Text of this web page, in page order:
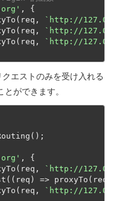
, {
`http://
`http://
`http://
エストのみを受け入れる
ができます。
, {
`http://
( req ) =>
`http://